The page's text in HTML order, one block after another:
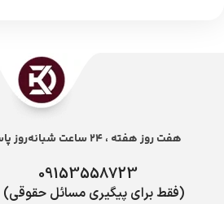
هفت روز هفته ، 24 ساعت شبانه‌روز پاسخگوی شما هستیم
09153558723
(فقط برای پیگیری مسائل حقوقی)